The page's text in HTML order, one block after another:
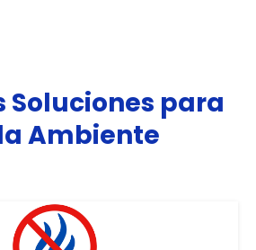
Soluciones para
Ambiente